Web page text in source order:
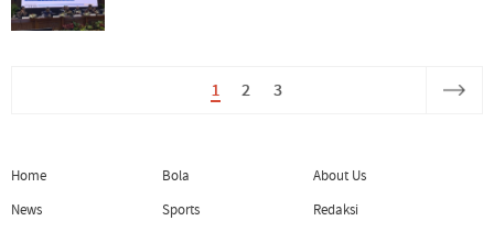
1 2 3
Home
News
Bola
Sports
About Us
Redaksi